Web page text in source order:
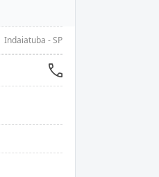
Indaiatuba - SP